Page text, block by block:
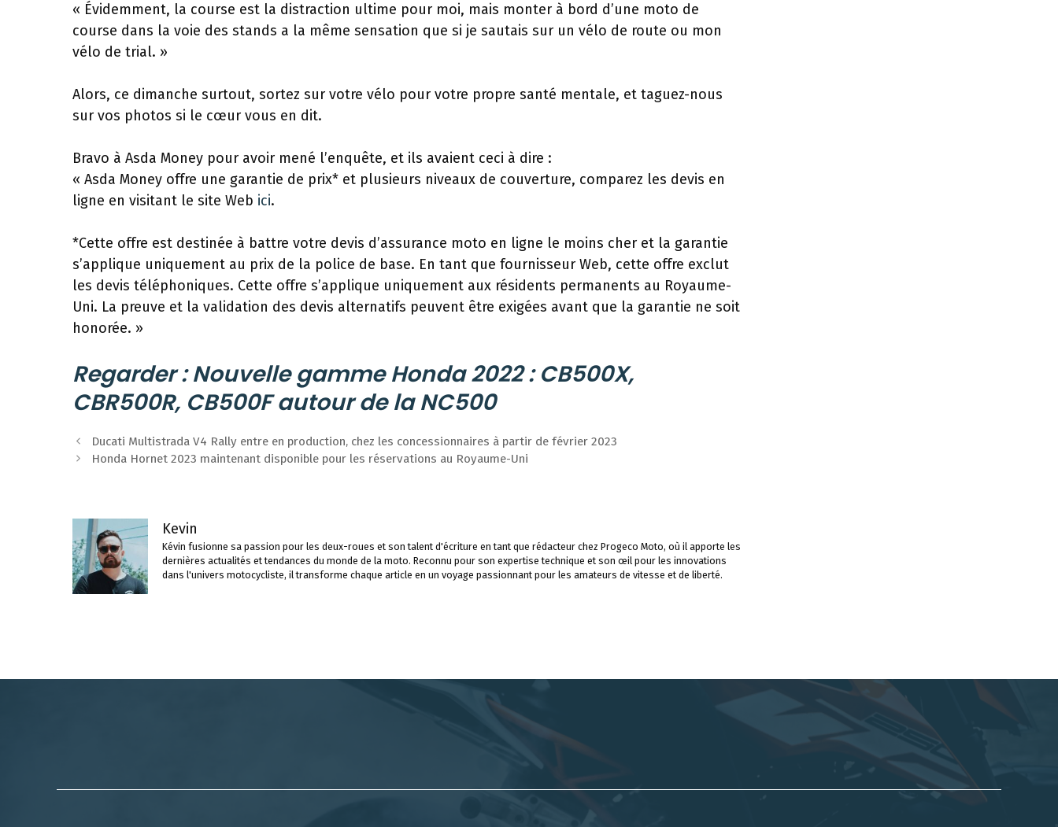
« Évidemment, la course est la distraction ultime pour moi, mais monter à bord d’une moto de
course dans la voie des stands a la même sensation que si je sautais sur un vélo de route ou mon
vélo de trial. »
Alors, ce dimanche surtout, sortez sur votre vélo pour votre propre santé mentale, et taguez-nous
sur vos photos si le cœur vous en dit.
Bravo à Asda Money pour avoir mené l’enquête, et ils avaient ceci à dire :
« Asda Money offre une garantie de prix* et plusieurs niveaux de couverture, comparez les devis en
ligne en visitant le site Web ici.
*Cette offre est destinée à battre votre devis d’assurance moto en ligne le moins cher et la garantie
s’applique uniquement au prix de la police de base. En tant que fournisseur Web, cette offre exclut
les devis téléphoniques. Cette offre s’applique uniquement aux résidents permanents au Royaume-
Uni. La preuve et la validation des devis alternatifs peuvent être exigées avant que la garantie ne soit
honorée. »
Regarder : Nouvelle gamme Honda 2022 : CB500X,
CBR500R, CB500F autour de la NC500
Navigation
des
Ducati Multistrada V4 Rally entre en production, chez les concessionnaires à partir de février 2023
Honda Hornet 2023 maintenant disponible pour les réservations au Royaume-Uni
Kevin
Kévin fusionne sa passion pour les deux-roues et son talent d'écriture en tant que rédacteur chez Progeco Moto, où il apporte les
dernières actualités et tendances du monde de la moto. Reconnu pour son expertise technique et son œil pour les innovations
dans l'univers motocycliste, il transforme chaque article en un voyage passionnant pour les amateurs de vitesse et de liberté.